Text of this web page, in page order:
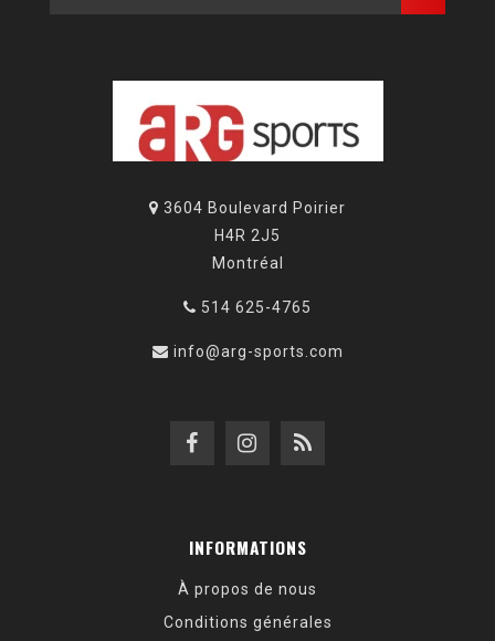
3604 Boulevard Poirier
H4R 2J5
Montréal
514 625-4765
info@arg-sports.com
INFORMATIONS
À propos de nous
Conditions générales